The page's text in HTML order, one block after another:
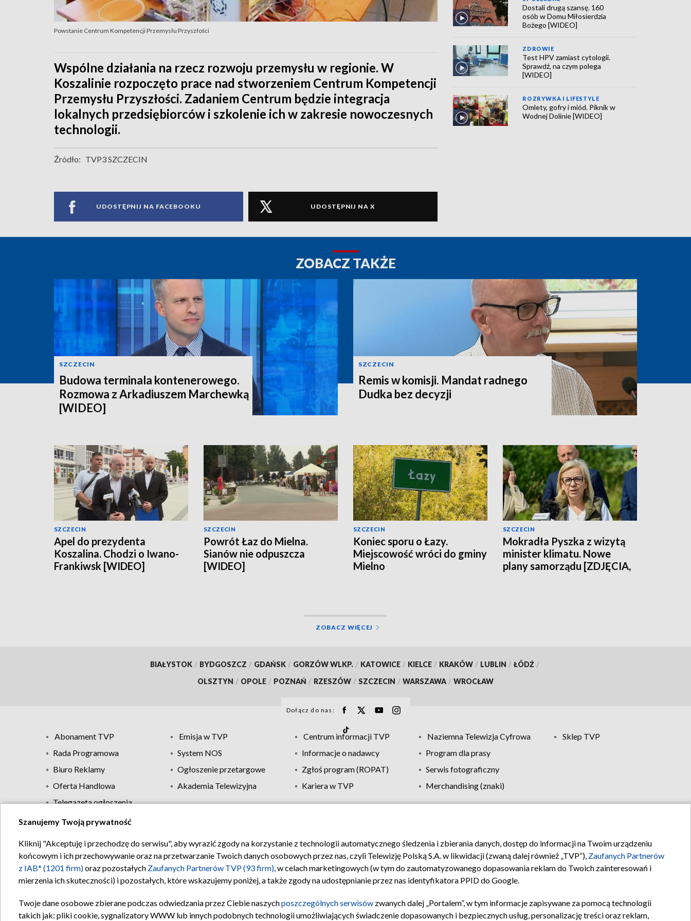
Powstanie Centrum Kompetencji Przemysłu Przyszłości
Wspólne działania na rzecz rozwoju przemysłu w regionie. W
Koszalinie rozpoczęto prace nad stworzeniem Centrum Kompetencji
Przemysłu Przyszłości. Zadaniem Centrum będzie integracja
lokalnych przedsiębiorców i szkolenie ich w zakresie nowoczesnych
technologii.
Źródło: TVP3 SZCZECIN
UDOSTĘPNIJ NA FACEBOOKU UDOSTĘPNIJ NA X
Dostali drugą szansę. 160
osób w Domu Miłosierdzia
Bożego [WIDEO]
ZDROWIE
Test HPV zamiast cytologii.
Sprawdź, na czym polega
[WIDEO]
ROZRYWKA I LIFESTYLE
Omlety, gofry i miód. Piknik w
Wodnej Dolinie [WIDEO]
ZOBACZ TAKŻE
SZCZECIN
Budowa terminala kontenerowego.
Rozmowa z Arkadiuszem Marchewką
[WIDEO]
SZCZECIN
Remis w komisji. Mandat radnego
Dudka bez decyzji
SZCZECIN
Apel do prezydenta
Koszalina. Chodzi o Iwano-
Frankiwsk [WIDEO]
SZCZECIN
Powrót Łaz do Mielna.
Sianów nie odpuszcza
[WIDEO]
SZCZECIN
Koniec sporu o Łazy.
Miejscowość wróci do gminy
Mielno
SZCZECIN
Mokradła Pyszka z wizytą
minister klimatu. Nowe
plany samorządu [ZDJĘCIA,
ZOBACZ WIĘCEJ
BIAŁYSTOK / BYDGOSZCZ / GDAŃSK / GORZÓW WLKP. / KATOWICE / KIELCE / KRAKÓW / LUBLIN / ŁÓDŹ /
OLSZTYN / OPOLE / POZNAŃ / RZESZÓW / SZCZECIN / WARSZAWA / WROCŁAW
Dołącz do nas:
Abonament TVP Emisja w TVP Centrum informacji TVP Naziemna Telewizja Cyfrowa
Sklep TVP
Rada Programowa
System NOS Informacje o nadawcy
Program dla prasy
Biuro Reklamy
Ogłoszenie przetargowe Zgłoś program (ROPAT)
Serwis fotograficzny
Oferta Handlowa
Akademia Telewizyjna Kariera w TVP
Merchandising (znaki)
Telegazeta ogłoszenia
Regulamin TVP Polityka prywatności Moje zgody Pomoc Biuro reklamy Kontakt
Szanujemy Twoją prywatność
Kliknij "Akceptuję i przechodzę do serwisu", aby wyrazić zgody na korzystanie z technologii automatycznego śledzenia i zbierania danych, dostęp do informacji na Twoim urządzeniu
końcowym i ich przechowywanie oraz na przetwarzanie Twoich danych osobowych przez nas, czyli Telewizję Polską S.A. w likwidacji (zwaną dalej również „TVP”), Zaufanych Partnerów
z IAB* (1201 firm)oraz pozostałych Zaufanych Partnerów TVP (93 firm), w celach marketingowych (w tym do zautomatyzowanego dopasowania reklam do Twoich zainteresowań i
mierzenia ich skuteczności) i pozostałych, które wskazujemy poniżej, a także zgody na udostępnianie przez nas identyfikatora PPID do Google.
Twoje dane osobowe zbierane podczas odwiedzania przez Ciebie naszychposzczególnych serwisów zwanych dalej „Portalem”, w tym informacje zapisywane za pomocą technologii
takich jak: pliki cookie, sygnalizatory WWW lub innych podobnych technologii umożliwiających świadczenie dopasowanych i bezpiecznych usług, personalizację treści oraz reklam,